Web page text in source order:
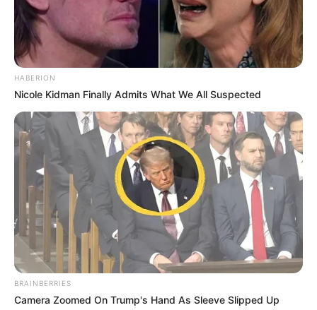
HABERION
Nicole Kidman Finally Admits What We All Suspected
BRAINBERRIES
Camera Zoomed On Trump's Hand As Sleeve Slipped Up